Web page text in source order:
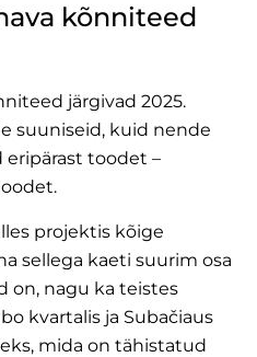
kõnniteed
järgivad 2025.
suuniseid, kuid nende
toodet –
projektis kõige
sellega kaeti suurim osa
on, nagu ka teistes
kvartalis ja Subačiaus
mida on tähistatud